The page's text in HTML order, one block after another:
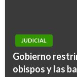
JUDICIAL
Gobierno
obispos y las